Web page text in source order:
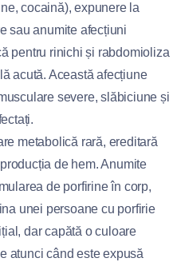
cocaină), expunere la
sau anumite afecțiuni
pentru rinichi și rabdomioliza
acută. Această afecțiune
severe, slăbiciune și
metabolică rară, ereditară
de hem. Anumite
de porfirine în corp,
unei persoane cu porfirie
dar capătă o culoare
atunci când este expusă